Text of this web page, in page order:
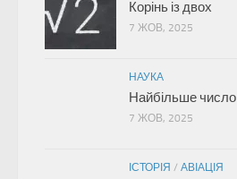
Корінь із двох
7 ЖОВ, 2025
НАУКА
Найбільше число
7 ЖОВ, 2025
ІСТОРІЯ / АВІАЦІЯ